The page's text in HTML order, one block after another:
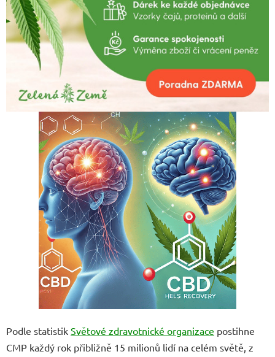
Podle statistik Světové zdravotnické organizace postihne
CMP každý rok přibližně 15 milionů lidí na celém světě, z